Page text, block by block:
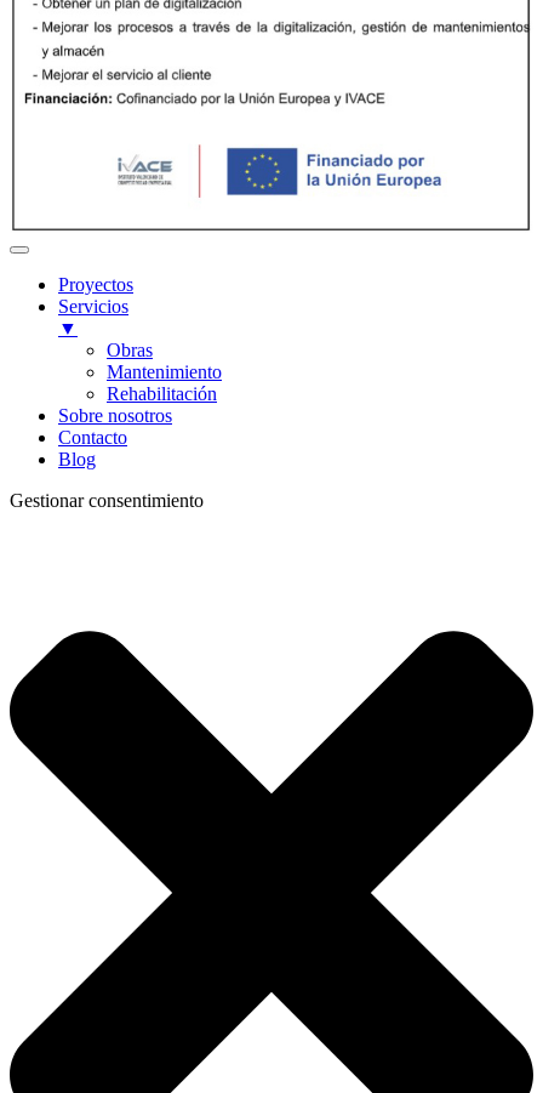
Proyectos
Servicios
▼
Obras
Mantenimiento
Rehabilitación
Sobre nosotros
Contacto
Blog
Gestionar consentimiento